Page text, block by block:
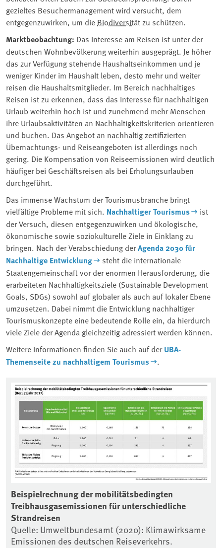
gezieltes Besuchermanagement wird versucht, dem
entgegenzuwirken, um die Biodiversität zu schützen.
Marktbeobachtung: Das Interesse am Reisen ist unter der
deutschen Wohnbevölkerung weiterhin ausgeprägt. Je höher
das zur Verfügung stehende Haushaltseinkommen und je
weniger Kinder im Haushalt leben, desto mehr und weiter
reisen die Haushaltsmitglieder. Im Bereich nachhaltiges
Reisen ist zu erkennen, dass das Interesse für nachhaltigen
Urlaub weiterhin hoch ist und zunehmend mehr Menschen
ihre Urlaubsaktivitäten an Nachhaltigkeitskriterien orientieren
und buchen. Das Angebot an nachhaltig zertifizierten
Übernachtungs- und Reiseangeboten ist allerdings noch
gering. Die Kompensation von Reiseemissionen wird deutlich
häufiger bei Geschäftsreisen als bei Erholungsurlauben
durchgeführt.
Das immense Wachstum der Tourismusbranche bringt
vielfältige Probleme mit sich. Nachhaltiger Tourismus
ist
der Versuch, diesen entgegenzuwirken und ökologische,
ökonomische sowie soziokulturelle Ziele in Einklang zu
bringen. Nach der Verabschiedung derAgenda 2030 für
Nachhaltige Entwicklung
steht die internationale
Staatengemeinschaft vor der enormen Herausforderung, die
erarbeiteten Nachhaltigkeitsziele (Sustainable Development
Goals, SDGs) sowohl auf globaler als auch auf lokaler Ebene
umzusetzen. Dabei nimmt die Entwicklung nachhaltiger
Tourismuskonzepte eine bedeutende Rolle ein, da hierdurch
viele Ziele der Agenda gleichzeitig adressiert werden können.
Weitere Informationen finden Sie auch auf derUBA-
Themenseite zu nachhaltigem Tourismus
.
Beispielrechnung der mobilitätsbedingten
Treibhausgasemissionen für unterschiedliche
Strandreisen
Quelle: Umweltbundesamt⁠ (2020): Klimawirksame
Emissionen des deutschen Reiseverkehrs.